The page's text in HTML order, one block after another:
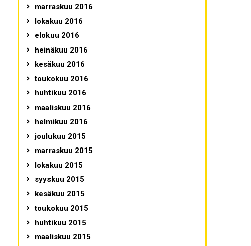
marraskuu 2016
lokakuu 2016
elokuu 2016
heinäkuu 2016
kesäkuu 2016
toukokuu 2016
huhtikuu 2016
maaliskuu 2016
helmikuu 2016
joulukuu 2015
marraskuu 2015
lokakuu 2015
syyskuu 2015
kesäkuu 2015
toukokuu 2015
huhtikuu 2015
maaliskuu 2015